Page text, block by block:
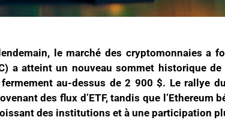
le marché des cryptomonnaies a
a atteint un nouveau sommet historique de
au-dessus de 2 900 $. Le rallye
des flux d’ETF, tandis que l’Ethereum
des institutions et à une participation